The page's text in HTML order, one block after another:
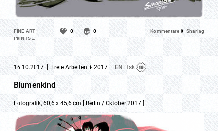
FINE ART
PRINTS …
0 0 Kommentare 0 Sharing
16.10.2017| Freie Arbeiten 2017 | EN · fsk
Blumenkind
Fotografik, 60,6 x 45,6 cm [ Berlin / Oktober 2017 ]